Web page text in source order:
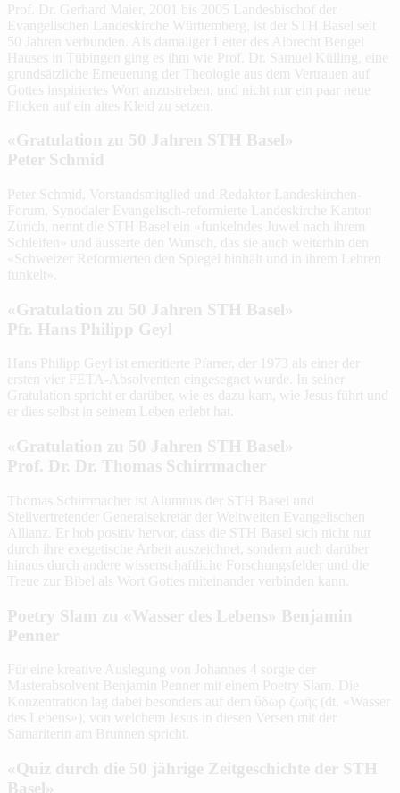
Prof. Dr. Gerhard Maier, 2001 bis 2005 Landesbischof der
Evangelischen Landeskirche Württemberg, ist der STH Basel seit
50 Jahren verbunden. Als damaliger Leiter des Albrecht Bengel
Hauses in Tübingen ging es ihm wie Prof. Dr. Samuel Külling, eine
grundsätzliche Erneuerung der Theologie aus dem Vertrauen auf
Gottes inspiriertes Wort anzustreben, und nicht nur ein paar neue
Flicken auf ein altes Kleid zu setzen.
«Gratulation zu 50 Jahren STH Basel»
Peter Schmid
Peter Schmid, Vorstandsmitglied und Redaktor Landeskirchen-
Forum, Synodaler Evangelisch-reformierte Landeskirche Kanton
Zürich, nennt die STH Basel ein «funkelndes Juwel nach ihrem
Schleifen» und äusserte den Wunsch, das sie auch weiterhin den
«Schweizer Reformierten den Spiegel hinhält und in ihrem Lehren
funkelt».
«Gratulation zu 50 Jahren STH Basel»
Pfr. Hans Philipp Geyl
Hans Philipp Geyl ist emeritierte Pfarrer, der 1973 als einer der
ersten vier FETA-Absolventen eingesegnet wurde. In seiner
Gratulation spricht er darüber, wie es dazu kam, wie Jesus führt und
er dies selbst in seinem Leben erlebt hat.
«Gratulation zu 50 Jahren STH Basel»
Prof. Dr. Dr. Thomas Schirrmacher
Thomas Schirrmacher ist Alumnus der STH Basel und
Stellvertretender Generalsekretär der Weltweiten Evangelischen
Allianz. Er hob positiv hervor, dass die STH Basel sich nicht nur
durch ihre exegetische Arbeit auszeichnet, sondern auch darüber
hinaus durch andere wissenschaftliche Forschungsfelder und die
Treue zur Bibel als Wort Gottes miteinander verbinden kann.
Poetry Slam zu «Wasser des Lebens» Benjamin
Penner
Für eine kreative Auslegung von Johannes 4 sorgte der
Masterabsolvent Benjamin Penner mit einem Poetry Slam. Die
Konzentration lag dabei besonders auf dem ὕδωρ ζωῆς (dt. «Wasser
des Lebens»), von welchem Jesus in diesen Versen mit der
Samariterin am Brunnen spricht.
«Quiz durch die 50 jährige Zeitgeschichte der STH
Basel»